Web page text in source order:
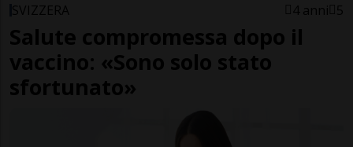
SVIZZERA 4 anni 5
Salute compromessa dopo il
vaccino: «Sono solo stato
sfortunato»